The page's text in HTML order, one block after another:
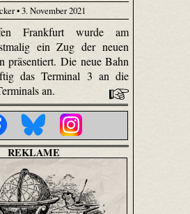
• 3. November 2021
Frankfurt wurde am
ein Zug der neuen
präsentiert. Die neue Bahn
das Terminal 3 an die
an.
REKLAME